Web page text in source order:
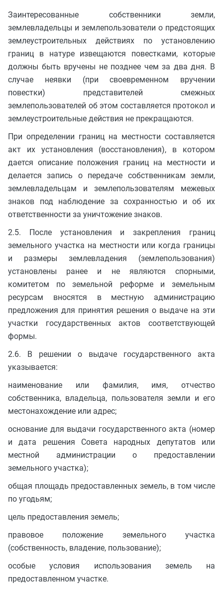
Заинтересованные собственники земли,
землевладельцы и землепользователи о предстоящих
землеустроительных действиях по установлению
границ в натуре извещаются повестками, которые
должны быть вручены не позднее чем за два дня. В
случае неявки (при своевременном вручении
повестки) представителей смежных
землепользователей об этом составляется протокол и
землеустроительные действия не прекращаются.
При определении границ на местности составляется
акт их установления (восстановления), в котором
дается описание положения границ на местности и
делается запись о передаче собственникам земли,
землевладельцам и землепользователям межевых
знаков под наблюдение за сохранностью и об их
ответственности за уничтожение знаков.
2.5. После установления и закрепления границ
земельного участка на местности или когда границы
и размеры землевладения (землепользования)
установлены ранее и не являются спорными,
комитетом по земельной реформе и земельным
ресурсам вносятся в местную администрацию
предложения для принятия решения о выдаче на эти
участки государственных актов соответствующей
формы.
2.6. В решении о выдаче государственного акта
указывается:
наименование или фамилия, имя, отчество
собственника, владельца, пользователя земли и его
местонахождение или адрес;
основание для выдачи государственного акта (номер
и дата решения Совета народных депутатов или
местной администрации о предоставлении
земельного участка);
общая площадь предоставленных земель, в том числе
по угодьям;
цель предоставления земель;
правовое положение земельного участка
(собственность, владение, пользование);
особые условия использования земель на
предоставленном участке.